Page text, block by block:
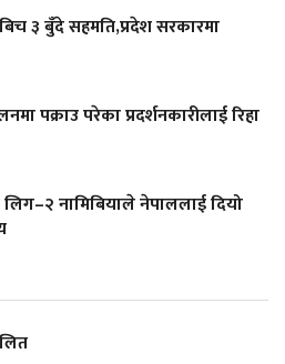
३ बुँदे सहमति,प्रदेश सरकारमा
पक्राउ परेका प्रदर्शनकारीलाई रिहा
नामिबियाले नेपाललाई दियो